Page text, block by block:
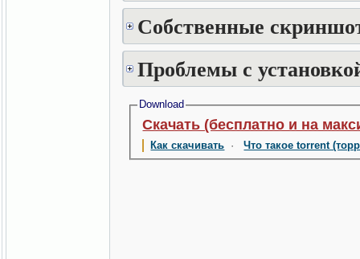
Собственные
Проблемы с
Download
Скачать (бесплатно и на
Как скачивать ·Что такое torrent